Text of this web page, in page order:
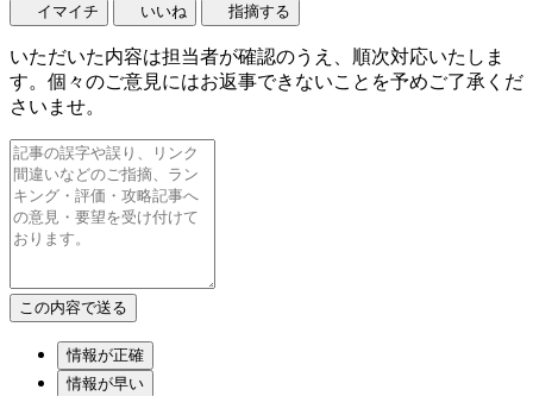
イマイチ いいね 指摘する
いただいた内容は担当者が確認のうえ、順次対応いたしま
す。個々のご意見にはお返事できないことを予めご了承くだ
さいませ。
情報が正確
情報が早い